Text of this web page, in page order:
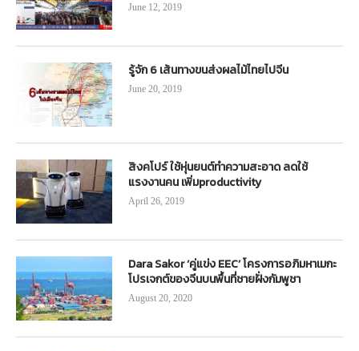
June 12, 2019
รู้จัก 6 เส้นทางขนส่งผลไม้ไทยไปจีน
June 20, 2019
สิงคโปร์ ใช้หุ่นยนต์ทำความสะอาด ลดใช้
แรงงานคน เพิ่มproductivity
April 26, 2019
Dara Sakor ‘คู่แข่ง EEC’ โครงการอภิมหาเมกะ
โปรเจกต์ของจีนบนพื้นที่ชายฝั่งกัมพูชา
August 20, 2020